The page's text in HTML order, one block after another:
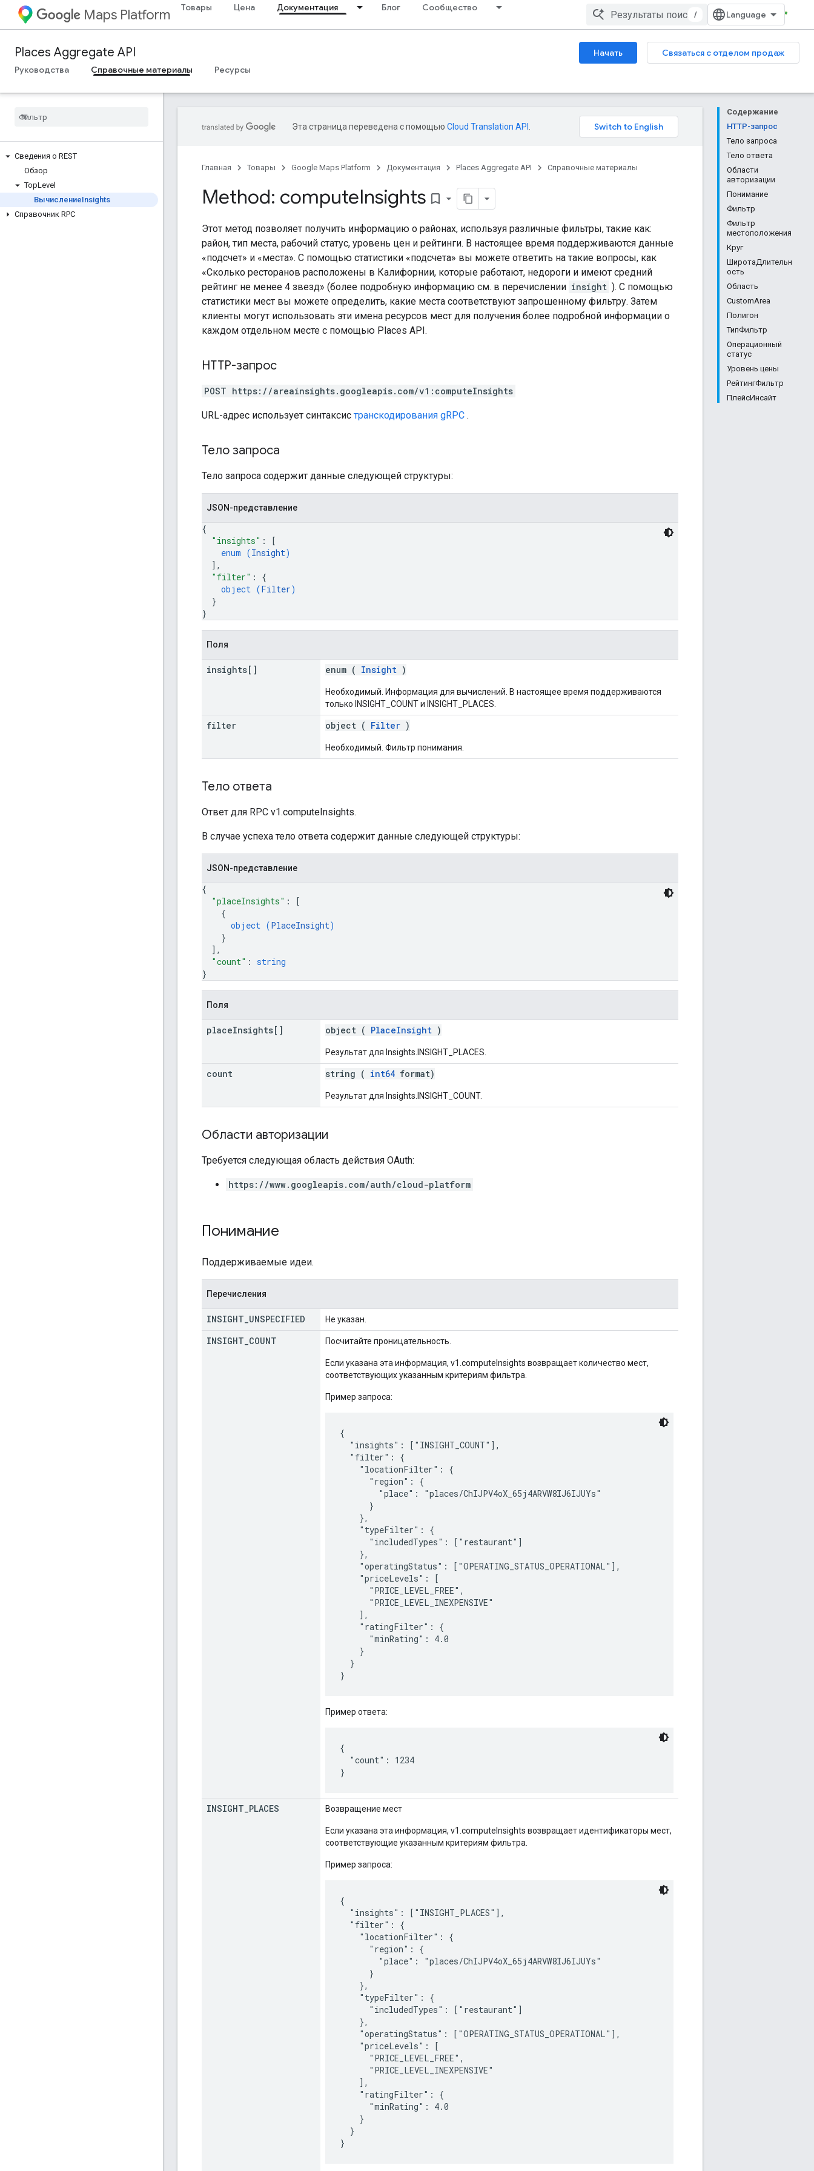
Maps Platform Товары Цена Документация Блог Сообщество
/
Places Aggregate API Начать
Связаться с отделом продаж
Руководства
Справочные материалы Ресурсы
Сведения о REST
Обзор
TopLevel
ВычислениеInsights
Справочник RPC
Содержание
HTTP-запрос
Тело запроса
Тело ответа
Области
авторизации
Понимание
Фильтр
Фильтр
местоположения
Круг
ШиротаДлительн
ость
Область
CustomArea
Полигон
ТипФильтр
Операционный
статус
Уровень цены
РейтингФильтр
ПлейсИнсайт
Эта страница переведена с помощью Cloud Translation API
Главная Товары Google Maps Platform Документация Places Aggregate API Справочные материалы
Method: computeInsights bookmark_border
Этот метод позволяет получить информацию о районах, используя различные фильтры, такие как:
район, тип места, рабочий статус, уровень цен и рейтинги. В настоящее время поддерживаются данные
«подсчет» и «места». С помощью статистики «подсчета» вы можете ответить на такие вопросы, как
«Сколько ресторанов расположены в Калифорнии, которые работают, недороги и имеют средний
рейтинг не менее 4 звезд» (более подробную информацию см. в перечислении insight ). С помощью
статистики мест вы можете определить, какие места соответствуют запрошенному фильтру. Затем
клиенты могут использовать эти имена ресурсов мест для получения более подробной информации о
каждом отдельном месте с помощью Places API.
HTTP-запрос
POST https://areainsights.googleapis.com/v1:computeInsights
URL-адрес использует синтаксис транскодирования gRPC .
Тело запроса
Тело запроса содержит данные следующей структуры:
JSON-представление
{
"insights" :
[
enum (Insight)
] ,
"filter" : {
object (Filter)
}
}
Поля
insights[] enum ( Insight )
Необходимый. Информация для вычислений. В настоящее время поддерживаются
только INSIGHT_COUNT и INSIGHT_PLACES.
filter object ( Filter )
Необходимый. Фильтр понимания.
Тело ответа
Ответ для RPC v1.computeInsights.
В случае успеха тело ответа содержит данные следующей структуры:
JSON-представление
{
"placeInsights" :
[
{
object (PlaceInsight)
}
] ,
"count" : string
}
Поля
placeInsights[] object ( PlaceInsight )
Результат для Insights.INSIGHT_PLACES.
count string ( int64 format)
Результат для Insights.INSIGHT_COUNT.
Области авторизации
Требуется следующая область действия OAuth:
https://www.googleapis.com/auth/cloud-platform
Понимание
Поддерживаемые идеи.
Перечисления
INSIGHT UNSPECIFIED Не указан.
INSIGHT COUNT Посчитайте проницательность.
Если указана эта информация, v1.computeInsights возвращает количество мест,
соответствующих указанным критериям фильтра.
Пример запроса:
{
  "insights": ["INSIGHT_COUNT"],
  "filter": {
    "locationFilter": {
      "region": {
        "place": "places/ChIJPV4oX_65j4ARVW8IJ6IJUYs"
      }
    },
    "typeFilter": {
      "includedTypes": ["restaurant"]
    },
    "operatingStatus": ["OPERATING_STATUS_OPERATIONAL"],
    "priceLevels": [
      "PRICE_LEVEL_FREE",
      "PRICE_LEVEL_INEXPENSIVE"
    ],
    "ratingFilter": {
      "minRating": 4.0
    }
  }
Пример ответа:
{
  "count": 1234
INSIGHT PLACES Возвращение мест
Если указана эта информация, v1.computeInsights возвращает идентификаторы мест,
соответствующие указанным критериям фильтра.
Пример запроса:
{
  "insights": ["INSIGHT_PLACES"],
  "filter": {
    "locationFilter": {
      "region": {
        "place": "places/ChIJPV4oX_65j4ARVW8IJ6IJUYs"
      }
    },
    "typeFilter": {
      "includedTypes": ["restaurant"]
    },
    "operatingStatus": ["OPERATING_STATUS_OPERATIONAL"],
    "priceLevels": [
      "PRICE_LEVEL_FREE",
      "PRICE_LEVEL_INEXPENSIVE"
    ],
    "ratingFilter": {
      "minRating": 4.0
    }
  }